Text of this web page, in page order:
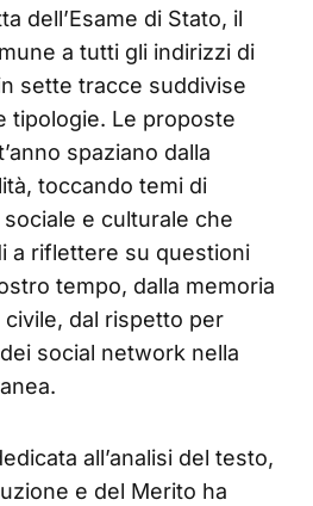
dell’Esame di Stato, il
a tutti gli indirizzi di
sette tracce suddivise
tipologie. Le proposte
spaziano dalla
toccando temi di
e culturale che
a riflettere su questioni
tempo, dalla memoria
civile, dal rispetto per
social network nella
all’analisi del testo,
e del Merito ha